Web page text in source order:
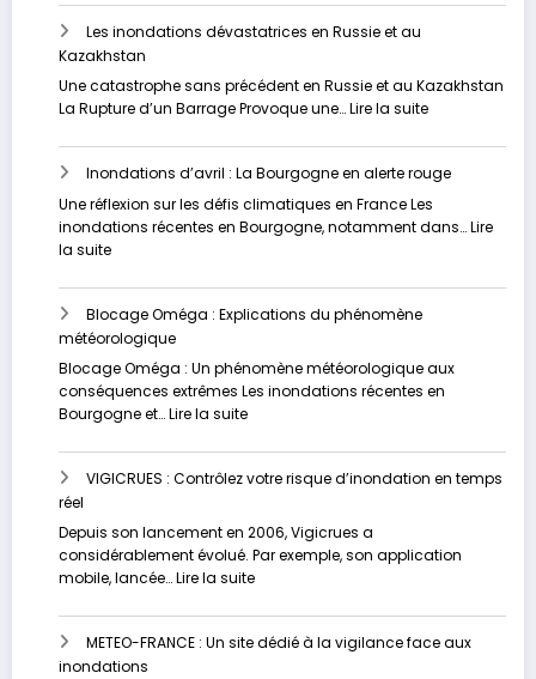
inondations
en
:
Analyse
Les inondations dévastatrices en Russie et au
Kazakhstan
Une catastrophe sans précédent en Russie et au Kazakhstan
La Rupture d’un Barrage Provoque une…Lire la suite:
inondations
dévastatrices
en
Russie
Kazakhstan
Inondations d’avril : La Bourgogne en alerte rouge
Une réflexion sur les défis climatiques en France Les
inondations récentes en Bourgogne, notamment dans…Lire
la suite:
d’avril
:
La
Bourgogne
en
alerte
Blocage Oméga : Explications du phénomène
météorologique
Blocage Oméga : Un phénomène météorologique aux
conséquences extrêmes Les inondations récentes en
Bourgogne et…Lire la suite:
Oméga
:
du
phénomène
météorologique
VIGICRUES : Contrôlez votre risque d’inondation en temps
réel
Depuis son lancement en 2006, Vigicrues a
considérablement évolué. Par exemple, son application
mobile, lancée…Lire la suite:
:
Contrôlez
METEO-FRANCE : Un site dédié à la vigilance face aux
inondations